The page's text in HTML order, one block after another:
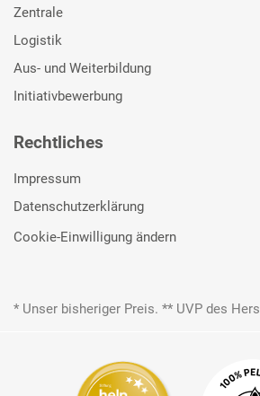
Zentrale
Logistik
Aus- und Weiterbildung
Initiativbewerbung
Rechtliches
Impressum
Datenschutzerklärung
Cookie-Einwilligung ändern
* Unser bisheriger Preis. ** UVP des